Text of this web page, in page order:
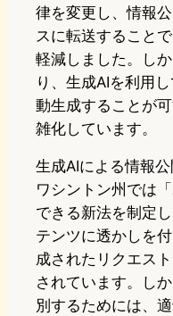
律を変更し、情報
スに転送すること
軽減しました。し
り、生成AIを利用
動生成することが
雑化しています。
生成AIによる情報
ワシントン州では
できる新法を制定
テンツに透かしを
成されたリクエス
されています。し
別するためには、